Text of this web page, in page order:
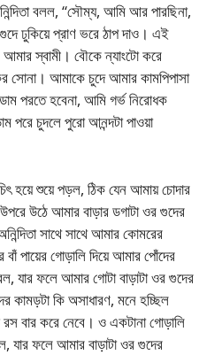
বলল, “সৌম্য, আমি আর পারছিনা,
ঢুকিয়ে প্রাণ ভরে ঠাপ দাও। এই
স্বামী। বৌকে ন্যাংটো করে
সোনা। আমাকে চুদে আমার কামপিপাসা
পরতে হবেনা, আমি গর্ভ নিরোধক
পরে চুদলে পুরো আনন্দটা পাওয়া
হয়ে শুয়ে পড়ল, ঠিক যেন আমায় চোদার
উঠে আমার বাড়ার ডগাটা ওর গুদের
সাথে সাথে আমার কোমরের
পায়ের গোড়ালি দিয়ে আমার পোঁদের
যার ফলে আমার গোটা বাড়াটা ওর গুদের
কামড়টা কি অসাধারণ, মনে হচ্ছিল
রস বার করে নেবে। ও একটানা গোড়ালি
যার ফলে আমার বাড়াটা ওর গুদের